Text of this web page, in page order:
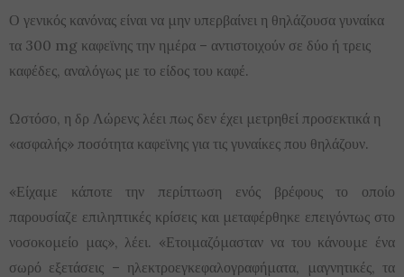
Ο γενικός κανόνας είναι να μην υπερβαίνει η θηλάζουσα γυναίκα
τα 300 mg καφεϊνης την ημέρα – αντιστοιχούν σε δύο ή τρεις
καφέδες, αναλόγως με το είδος του καφέ.
Ωστόσο, η δρ Λώρενς λέει πως δεν έχει μετρηθεί προσεκτικά η
«ασφαλής» ποσότητα καφεϊνης για τις γυναίκες που θηλάζουν.
«Είχαμε κάποτε την περίπτωση ενός βρέφους το οποίο
παρουσίαζε επιληπτικές κρίσεις και μεταφέρθηκε επειγόντως στο
νοσοκομείο μας», λέει. «Ετοιμαζόμασταν να του κάνουμε ένα
σωρό εξετάσεις – ηλεκτροεγκεφαλογραφήματα, μαγνητικές, τα